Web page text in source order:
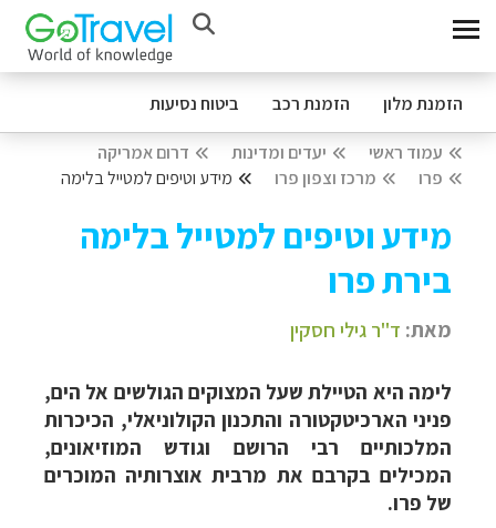
הזמנת מלון הזמנת רכב ביטוח נסיעות
עמוד ראשי יעדים ומדינות
דרום אמריקה
פרו
מרכז וצפון פרו מידע וטיפים למטייל בלימה
מידע וטיפים למטייל בלימה
בירת פרו
מאת: ד"ר גילי חסקין
לימה היא הטיילת שעל המ​צוקים הגולשים אל הים,
פניני הארכיטקטורה והתכנון הקולוניאלי, הכיכרות
המלכותיים רבי הרושם וגודש המוזיאונים,
המכילים בקרבם את מרבית אוצרותיה המוכרים
של פרו.